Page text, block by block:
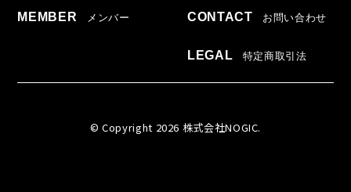
MEMBER メンバー CONTACT お問い合わせ
LEGAL 特定商取引法
© Copyright 2026 株式会社NOGIC.